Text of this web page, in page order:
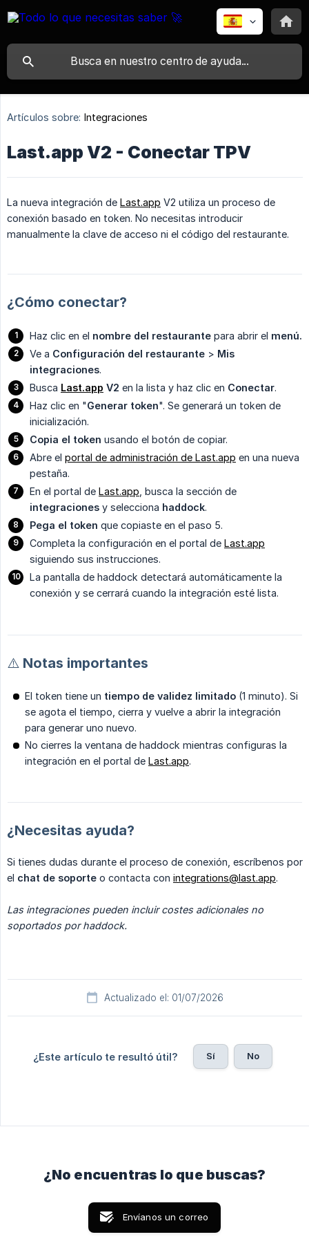
Artículos sobre: Integraciones
Last.app V2 - Conectar TPV
La nueva integración de Last.app V2 utiliza un proceso de
conexión basado en token. No necesitas introducir
manualmente la clave de acceso ni el código del restaurante.
¿Cómo conectar?
Haz clic en el nombre del restaurante para abrir el menú.
Ve a Configuración del restaurante > Mis
integraciones.
Busca Last.app V2 en la lista y haz clic en Conectar.
Haz clic en "Generar token". Se generará un token de
inicialización.
Copia el token usando el botón de copiar.
Abre el portal de administración de Last.app en una nueva
pestaña.
En el portal de Last.app , busca la sección de
integraciones y selecciona haddock.
Pega el token que copiaste en el paso 5.
Completa la configuración en el portal de Last.app
siguiendo sus instrucciones.
La pantalla de haddock detectará automáticamente la
conexión y se cerrará cuando la integración esté lista.
⚠️ Notas importantes
El token tiene un tiempo de validez limitado (1 minuto). Si
se agota el tiempo, cierra y vuelve a abrir la integración
para generar uno nuevo.
No cierres la ventana de haddock mientras configuras la
integración en el portal de Last.app.
¿Necesitas ayuda?
Si tienes dudas durante el proceso de conexión, escríbenos por
el chat de soporte o contacta con integrations@last.app.
Las integraciones pueden incluir costes adicionales no
soportados por haddock.
Actualizado el: 01/07/2026
¿Este artículo te resultó útil? Sí No
¿No encuentras lo que buscas?
Envíanos un correo